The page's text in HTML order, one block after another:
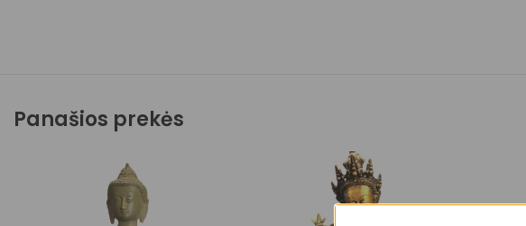
Panašios prekės